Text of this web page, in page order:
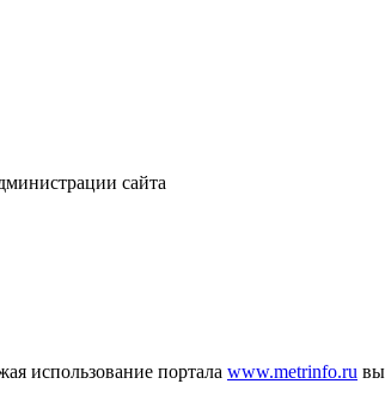
сайта
использование портала www.metrinfo.ru вы